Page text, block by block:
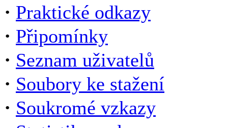
· Praktické odkazy
· Připomínky
· Seznam uživatelů
· Soubory ke stažení
· Soukromé vzkazy